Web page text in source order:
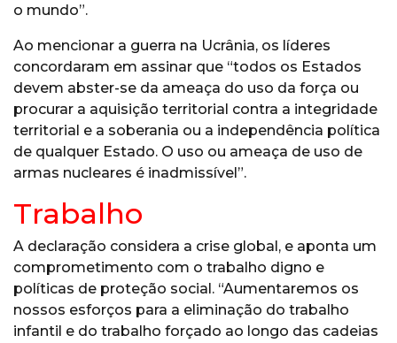
o mundo”.
Ao mencionar a guerra na Ucrânia, os líderes
concordaram em assinar que “todos os Estados
devem abster-se da ameaça do uso da força ou
procurar a aquisição territorial contra a integridade
territorial e a soberania ou a independência política
de qualquer Estado. O uso ou ameaça de uso de
armas nucleares é inadmissível”.
Trabalho
A declaração considera a crise global, e aponta um
comprometimento com o trabalho digno e
políticas de proteção social. “Aumentaremos os
nossos esforços para a eliminação do trabalho
infantil e do trabalho forçado ao longo das cadeias